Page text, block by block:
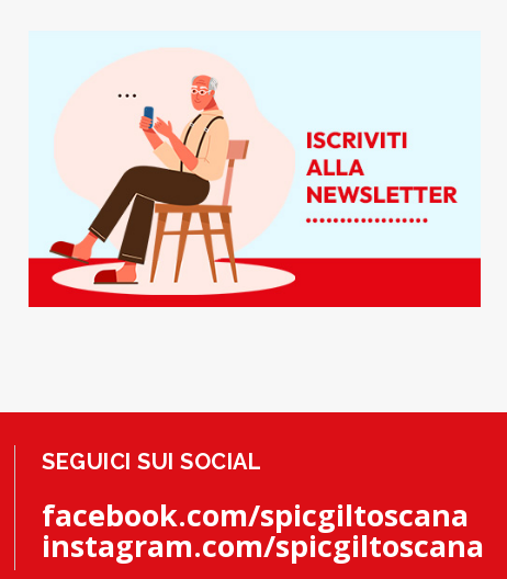
SEGUICI SUI SOCIAL
facebook.com/spicgiltoscana
instagram.com/spicgiltoscana